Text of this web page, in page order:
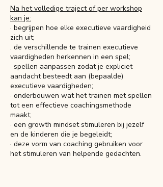
Na het volledige traject of per workshop
kan je:
· begrijpen hoe elke executieve vaardigheid
zich uit;
. de verschillende te trainen executieve
vaardigheden herkennen in een spel;
· spellen aanpassen zodat je expliciet
aandacht besteedt aan (bepaalde)
executieve vaardigheden;
· onderbouwen wat het trainen met spellen
tot een effectieve coachingsmethode
maakt;
· een growth mindset stimuleren bij jezelf
en de kinderen die je begeleidt;
· deze vorm van coaching gebruiken voor
het stimuleren van helpende gedachten.